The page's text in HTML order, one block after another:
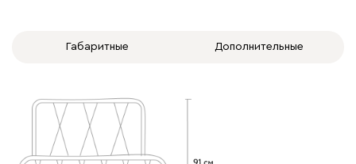
Габаритные Дополнительные